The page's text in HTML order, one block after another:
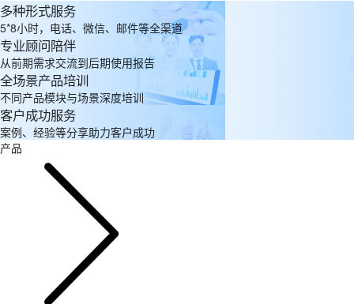
多种形式服务
5*8小时，电话、微信、邮件等全渠道
专业顾问陪伴
从前期需求交流到后期使用报告
全场景产品培训
不同产品模块与场景深度培训
客户成功服务
案例、经验等分享助力客户成功
产品